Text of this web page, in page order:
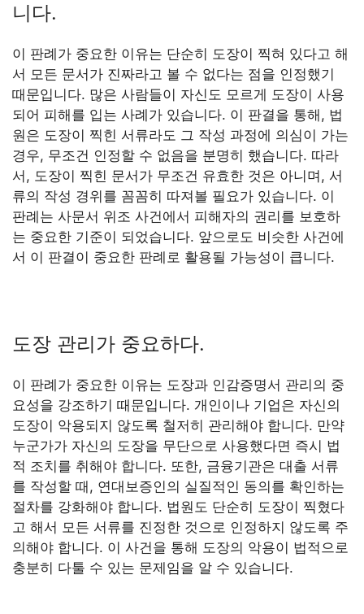
니다.
이 판례가 중요한 이유는 단순히 도장이 찍혀 있다고 해
서 모든 문서가 진짜라고 볼 수 없다는 점을 인정했기
때문입니다. 많은 사람들이 자신도 모르게 도장이 사용
되어 피해를 입는 사례가 있습니다. 이 판결을 통해, 법
원은 도장이 찍힌 서류라도 그 작성 과정에 의심이 가는
경우, 무조건 인정할 수 없음을 분명히 했습니다. 따라
서, 도장이 찍힌 문서가 무조건 유효한 것은 아니며, 서
류의 작성 경위를 꼼꼼히 따져볼 필요가 있습니다. 이
판례는 사문서 위조 사건에서 피해자의 권리를 보호하
는 중요한 기준이 되었습니다. 앞으로도 비슷한 사건에
서 이 판결이 중요한 판례로 활용될 가능성이 큽니다.
도장 관리가 중요하다.
이 판례가 중요한 이유는 도장과 인감증명서 관리의 중
요성을 강조하기 때문입니다. 개인이나 기업은 자신의
도장이 악용되지 않도록 철저히 관리해야 합니다. 만약
누군가가 자신의 도장을 무단으로 사용했다면 즉시 법
적 조치를 취해야 합니다. 또한, 금융기관은 대출 서류
를 작성할 때, 연대보증인의 실질적인 동의를 확인하는
절차를 강화해야 합니다. 법원도 단순히 도장이 찍혔다
고 해서 모든 서류를 진정한 것으로 인정하지 않도록 주
의해야 합니다. 이 사건을 통해 도장의 악용이 법적으로
충분히 다툴 수 있는 문제임을 알 수 있습니다.